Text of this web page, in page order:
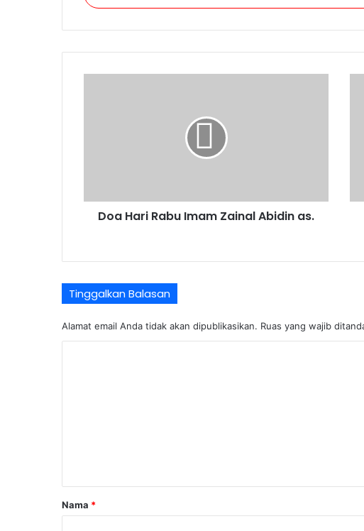
Doa Hari Rabu Imam Zainal Abidin as.
Tinggalkan Balasan
Alamat email Anda tidak akan dipublikasikan. Ruas yang wajib
r
Nama *